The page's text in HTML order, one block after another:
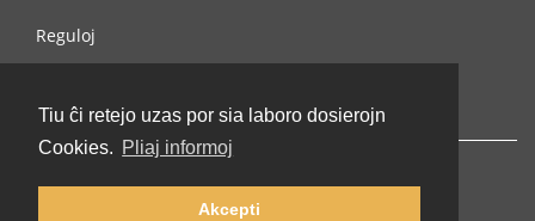
Tiu ĉi retejo uzas por sia laboro dosierojn
Cookies. Pliaj informoj
Akcepti
Reguloj